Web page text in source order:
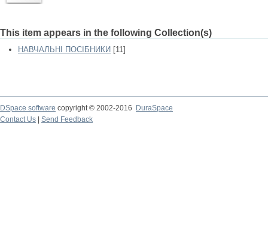
This item appears in the following Collection(s)
НАВЧАЛЬНІ ПОСІБНИКИ [11]
DSpace software copyright © 2002-2016
DuraSpace
Contact Us
Send Feedback